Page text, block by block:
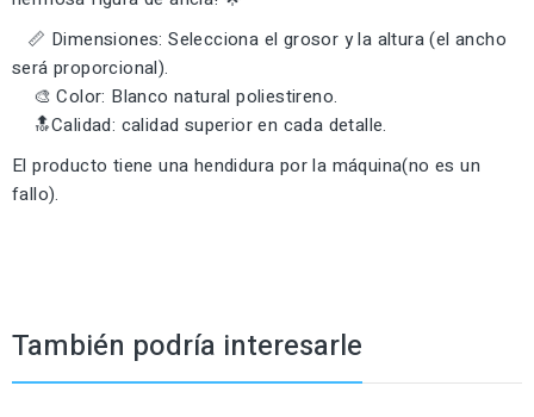
📏 Dimensiones: Selecciona el grosor y la altura (el ancho
será proporcional).
🎨 Color: Blanco natural poliestireno.
🔝Calidad: calidad superior en cada detalle.
El producto tiene una hendidura por la máquina(no es un
fallo).
También podría interesarle